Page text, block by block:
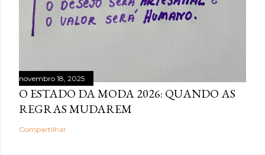
novembro 18, 2025
O ESTADO DA MODA 2026: QUANDO AS
REGRAS MUDAREM
Compartilhar